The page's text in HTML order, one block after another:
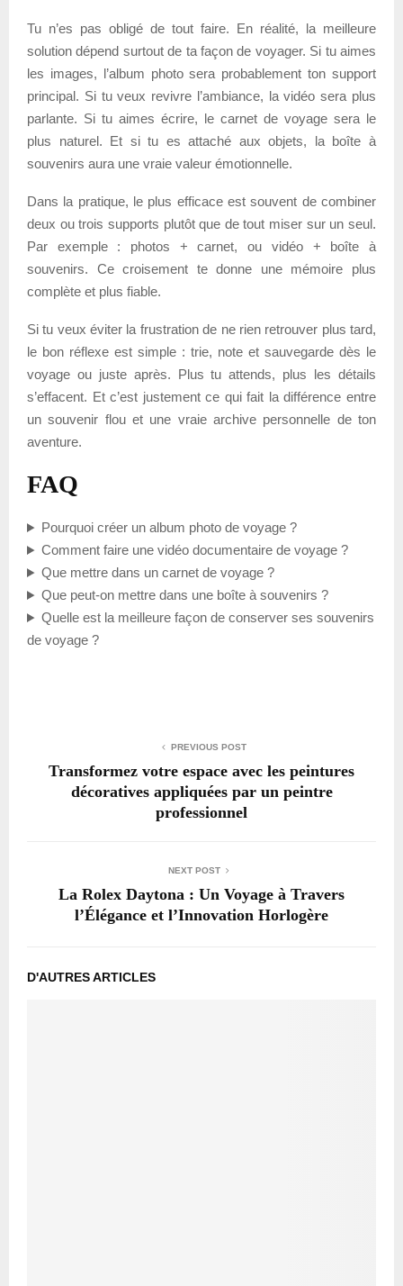
Tu n’es pas obligé de tout faire. En réalité, la meilleure
solution dépend surtout de ta façon de voyager. Si tu aimes
les images, l’album photo sera probablement ton support
principal. Si tu veux revivre l’ambiance, la vidéo sera plus
parlante. Si tu aimes écrire, le carnet de voyage sera le
plus naturel. Et si tu es attaché aux objets, la boîte à
souvenirs aura une vraie valeur émotionnelle.
Dans la pratique, le plus efficace est souvent de combiner
deux ou trois supports plutôt que de tout miser sur un seul.
Par exemple : photos + carnet, ou vidéo + boîte à
souvenirs. Ce croisement te donne une mémoire plus
complète et plus fiable.
Si tu veux éviter la frustration de ne rien retrouver plus tard,
le bon réflexe est simple : trie, note et sauvegarde dès le
voyage ou juste après. Plus tu attends, plus les détails
s’effacent. Et c’est justement ce qui fait la différence entre
un souvenir flou et une vraie archive personnelle de ton
aventure.
FAQ
Pourquoi créer un album photo de voyage ?
Comment faire une vidéo documentaire de voyage ?
Que mettre dans un carnet de voyage ?
Que peut-on mettre dans une boîte à souvenirs ?
Quelle est la meilleure façon de conserver ses souvenirs
de voyage ?
PREVIOUS POST
Transformez votre espace avec les peintures
décoratives appliquées par un peintre
professionnel
NEXT POST
La Rolex Daytona : Un Voyage à Travers
l’Élégance et l’Innovation Horlogère
D'AUTRES ARTICLES